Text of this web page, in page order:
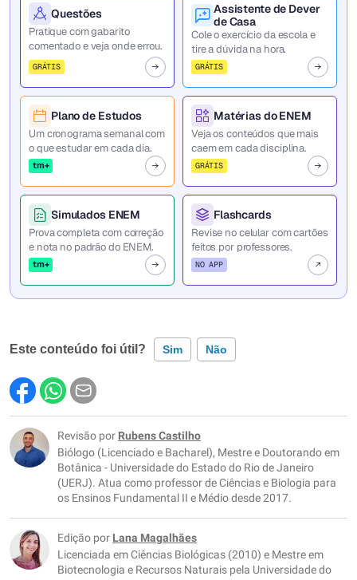
Questões
Pratique com gabarito
comentado e veja onde errou.
GRÁTIS
Assistente de Dever
de Casa
Cole o exercício da escola e
tire a dúvida na hora.
GRÁTIS
Plano de Estudos
Um cronograma semanal com
o que estudar em cada dia.
tm+
Matérias do ENEM
Veja os conteúdos que mais
caem em cada disciplina.
GRÁTIS
Simulados ENEM
Prova completa com correção
e nota no padrão do ENEM.
tm+
Flashcards
Revise no celular com cartões
feitos por professores.
NO APP
Este conteúdo foi útil? Sim Não
Este conteúdo contém informação incorreta
Este conteúdo não tem a informação que procuro
Outro
Revisão por Rubens Castilho
Biólogo (Licenciado e Bacharel), Mestre e Doutorando em
Botânica - Universidade do Estado do Rio de Janeiro
(UERJ). Atua como professor de Ciências e Biologia para
os Ensinos Fundamental II e Médio desde 2017.
Edição por Lana Magalhães
Licenciada em Ciências Biológicas (2010) e Mestre em
Biotecnologia e Recursos Naturais pela Universidade do